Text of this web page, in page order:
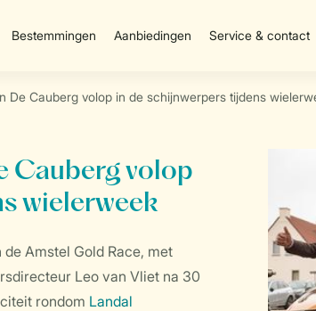
Bestemmingen Aanbiedingen Service & contact
De Cauberg volop in de schijnwerpers tijdens
Cauberg volop
wielerweek
Amstel Gold Race, met
Leo van Vliet na 30
rondom Landal